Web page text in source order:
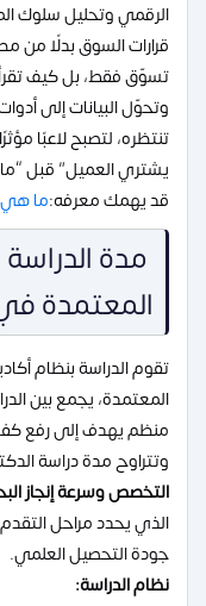
الرقمي وتحليل سلوك
قرارات السوق بدلًا من
تسوّق فقط، بل كيف
وتحوّل البيانات إلى
تنتظره، لتصبح لاعبًا
يشتري العميل” قبل
قد يهمك معرفه:ما هي
مدة
المعتمدة
تقوم الدراسة بنظام
المعتمدة، يجمع بين
منظم يهدف إلى رفع
وتتراوح مدة دراسة
التخصص وسرعة إنجاز
الذي يحدد مراحل
جودة التحصيل العلمي.
نظام الدراسة: